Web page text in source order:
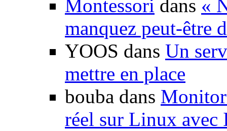
Montessori dans «
manquez peut-être
YOOS dans Un
mettre en place
bouba dans
réel sur Linux avec